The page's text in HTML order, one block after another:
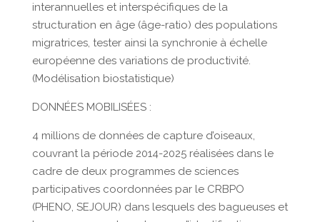
interannuelles et interspécifiques de la
structuration en âge (âge-ratio) des populations
migratrices, tester ainsi la synchronie à échelle
européenne des variations de productivité.
(Modélisation biostatistique)
DONNÉES MOBILISÉES :
4 millions de données de capture d’oiseaux,
couvrant la période 2014-2025 réalisées dans le
cadre de deux programmes de sciences
participatives coordonnées par le CRBPO
(PHENO, SEJOUR) dans lesquels des bagueuses et